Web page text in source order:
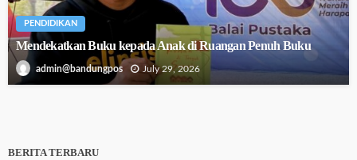
PENDIDIKAN
Mendekatkan Buku kepada Anak di Ruangan Penuh Buku
admin@bandungpos July 29, 2026
BERITA TERBARU